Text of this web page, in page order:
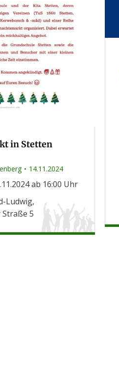
in Stetten
14.11.2024
ab 16:00 Uhr
Ludwig,
5